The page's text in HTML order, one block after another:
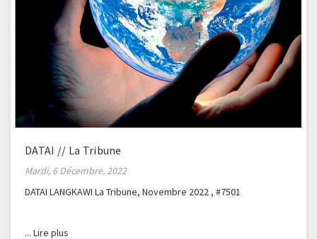
DATAI // La Tribune
Mardi, 6 Décembre, 2022
DATAI LANGKAWI La Tribune, Novembre 2022 , #7501